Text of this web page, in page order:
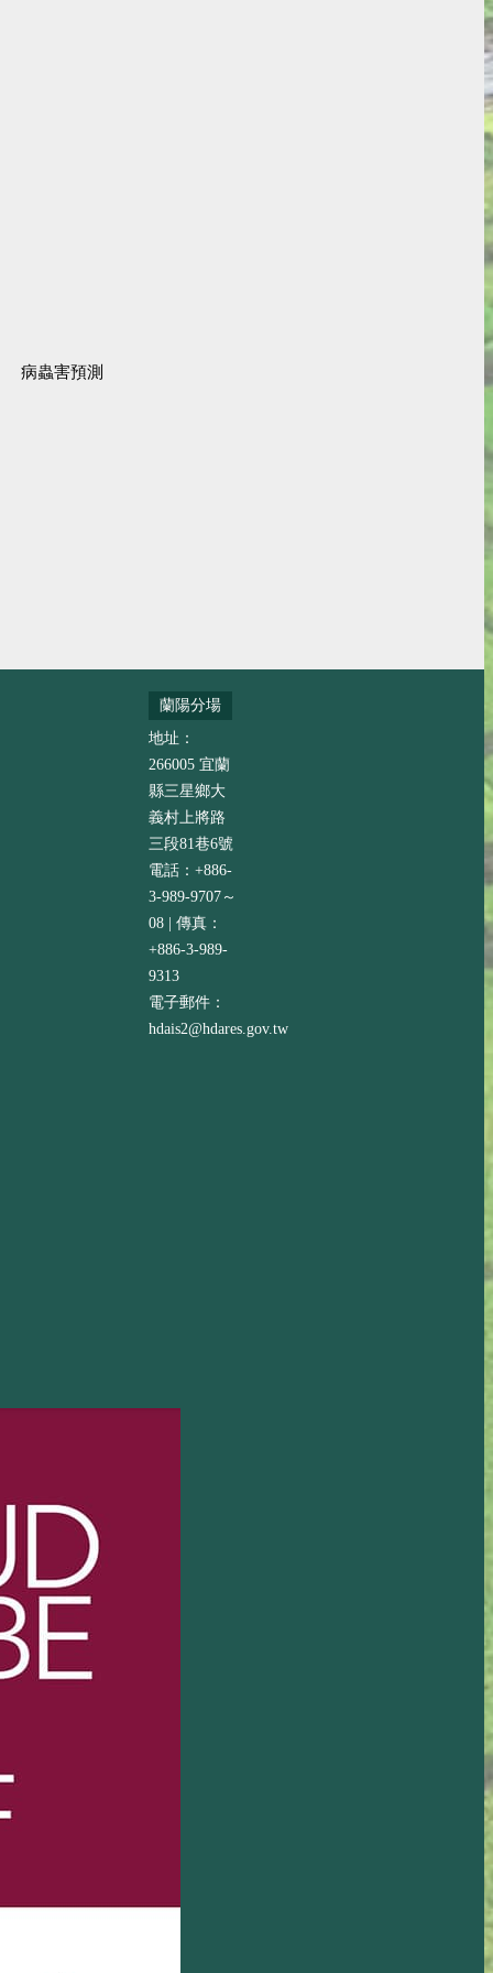
病蟲害預測
蘭陽分場
地址：
266005 宜蘭
縣三星鄉大
義村上將路
三段81巷6號
電話：+886-
3-989-9707～
08 | 傳真：
+886-3-989-
9313
電子郵件：
hdais2@hdares.gov.tw